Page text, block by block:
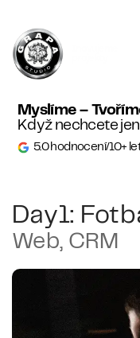
Myslíme –
Když nechcete
5.0 hodnocení/10+
Day1:
Web, CRM